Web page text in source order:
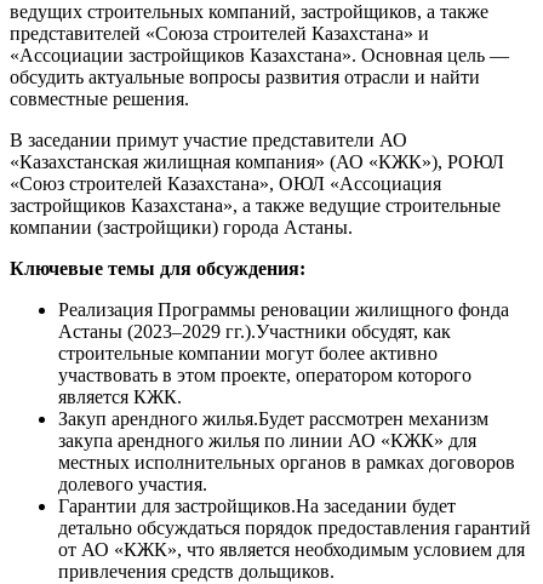
ведущих строительных компаний, застройщиков, а также
представителей «Союза строителей Казахстана» и
«Ассоциации застройщиков Казахстана». Основная цель —
обсудить актуальные вопросы развития отрасли и найти
совместные решения.
В заседании примут участие представители АО
«Казахстанская жилищная компания» (АО «КЖК»), РОЮЛ
«Союз строителей Казахстана», ОЮЛ «Ассоциация
застройщиков Казахстана», а также ведущие строительные
компании (застройщики) города Астаны.
Ключевые темы для обсуждения:
Реализация Программы реновации жилищного фонда
Астаны (2023–2029 гг.).Участники обсудят, как
строительные компании могут более активно
участвовать в этом проекте, оператором которого
является КЖК.
Закуп арендного жилья.Будет рассмотрен механизм
закупа арендного жилья по линии АО «КЖК» для
местных исполнительных органов в рамках договоров
долевого участия.
Гарантии для застройщиков.На заседании будет
детально обсуждаться порядок предоставления гарантий
от АО «КЖК», что является необходимым условием для
привлечения средств дольщиков.